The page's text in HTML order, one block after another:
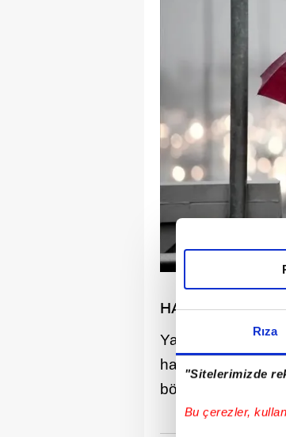
Rıza
"Sitelerimizde
Bu çerezler,
HAFTA SONU
Yarın ve cuma
havanın etkisi
bölümünde